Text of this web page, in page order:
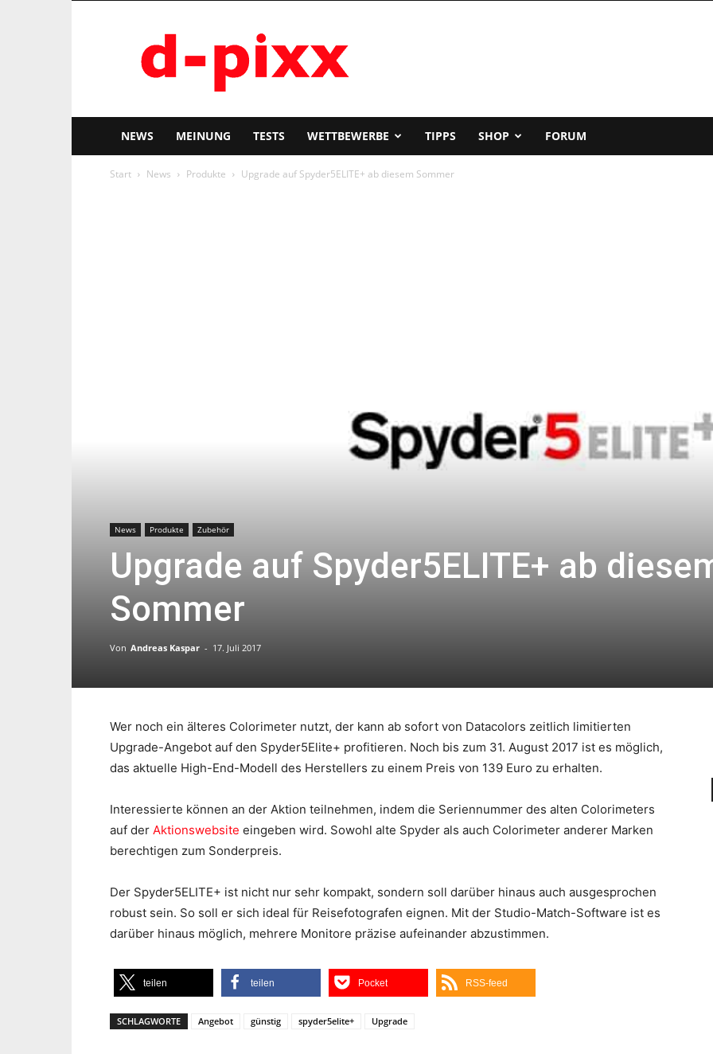
pixx
NEWS MEINUNG TESTS WETTBEWERBE TIPPS SHOP FORUM
Start News Produkte Upgrade auf Spyder5ELITE+ ab diesem Sommer
News Produkte Zubehör
Upgrade auf Spyder5ELITE+ ab
Sommer
Von Andreas Kaspar - 17. Juli 2017
Wer noch ein älteres Colorimeter nutzt, der kann ab sofort von Datacolors zeitlich limitierten
Upgrade-Angebot auf den Spyder5Elite+ profitieren. Noch bis zum 31. August 2017 ist es möglich,
das aktuelle High-End-Modell des Herstellers zu einem Preis von 139 Euro zu erhalten.
Interessierte können an der Aktion teilnehmen, indem die Seriennummer des alten Colorimeters
auf der Aktionswebsite eingeben wird. Sowohl alte Spyder als auch Colorimeter anderer Marken
berechtigen zum Sonderpreis.
Der Spyder5ELITE+ ist nicht nur sehr kompakt, sondern soll darüber hinaus auch ausgesprochen
robust sein. So soll er sich ideal für Reisefotografen eignen. Mit der Studio-Match-Software ist es
darüber hinaus möglich, mehrere Monitore präzise aufeinander abzustimmen.
teilen teilen Pocket RSS-feed
SCHLAGWORTE Angebot günstig spyder5elite+ Upgrade